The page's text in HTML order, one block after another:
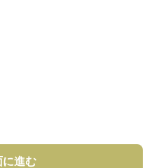
に進む